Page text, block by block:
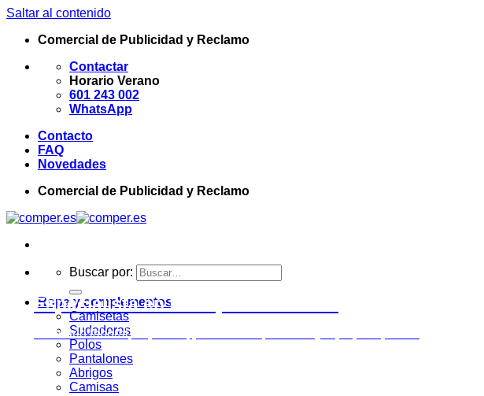
Saltar al contenido
Comercial de Publicidad y Reclamo
Contactar
Horario Verano
601 243 002
WhatsApp
Contacto
FAQ
Novedades
Comercial de Publicidad y Reclamo
Buscar por:
Ropa y complementos
Camisetas
Sudaderas
Polos
Pantalones
Abrigos
Camisas
Especialista en textil personalizado
Vestuario laboral, deportivo, promocional, eventos y ropa para peñas.